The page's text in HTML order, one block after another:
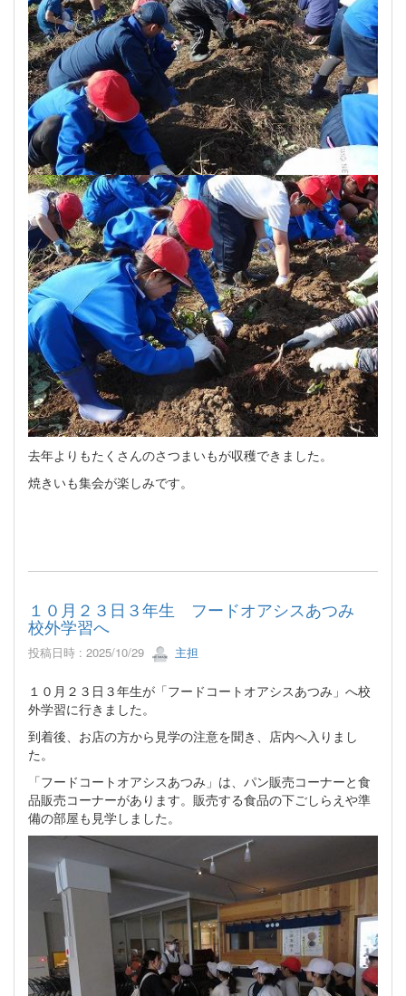
去年よりもたくさんのさつまいもが収穫できました。
焼きいも集会が楽しみです。
１０月２３日３年生 フードオアシスあつみ
校外学習へ
投稿日時 : 2025/10/29 主担
１０月２３日３年生が「フードコートオアシスあつみ」へ校
外学習に行きました。
到着後、お店の方から見学の注意を聞き、店内へ入りまし
た。
「フードコートオアシスあつみ」は、パン販売コーナーと食
品販売コーナーがあります。販売する食品の下ごしらえや準
備の部屋も見学しました。